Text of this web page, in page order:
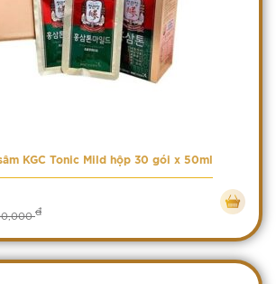
KGC Tonic Mild hộp 30 gói x 50ml
đ